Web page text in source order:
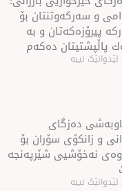
و سەركەوتنتان بۆ
پیرۆزەكەتان و بە
پاڵپشتیتان دەكەم
نییە
ده‌زگای
و زانكۆی سۆران بۆ
نه‌خۆشیی شێرپه‌نجه‌
نییە